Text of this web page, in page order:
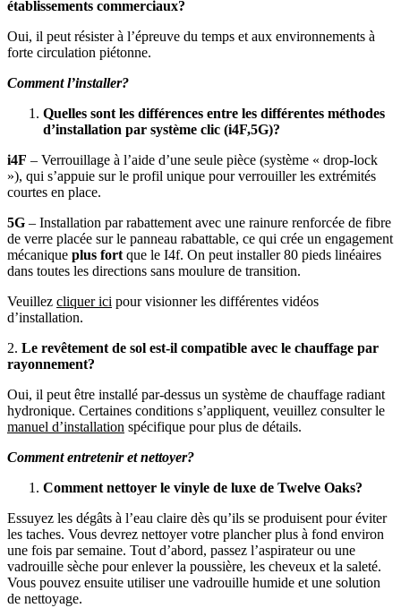
établissements commerciaux?
Oui, il peut résister à l’épreuve du temps et aux environnements à
forte circulation piétonne.
Comment l’installer?
Quelles sont les différences entre les différentes méthodes
d’installation par système clic (i4F,5G)?
i4F – Verrouillage à l’aide d’une seule pièce (système « drop-lock
»), qui s’appuie sur le profil unique pour verrouiller les extrémités
courtes en place.
5G – Installation par rabattement avec une rainure renforcée de fibre
de verre placée sur le panneau rabattable, ce qui crée un engagement
mécanique plus fort que le I4f. On peut installer 80 pieds linéaires
dans toutes les directions sans moulure de transition.
Veuillez cliquer ici pour visionner les différentes vidéos
d’installation.
2. Le revêtement de sol est-il compatible avec le chauffage par
rayonnement?
Oui, il peut être installé par-dessus un système de chauffage radiant
hydronique. Certaines conditions s’appliquent, veuillez consulter le
manuel d’installation spécifique pour plus de détails.
Comment entretenir et nettoyer?
Comment nettoyer le vinyle de luxe de Twelve Oaks?
Essuyez les dégâts à l’eau claire dès qu’ils se produisent pour éviter
les taches. Vous devrez nettoyer votre plancher plus à fond environ
une fois par semaine. Tout d’abord, passez l’aspirateur ou une
vadrouille sèche pour enlever la poussière, les cheveux et la saleté.
Vous pouvez ensuite utiliser une vadrouille humide et une solution
de nettoyage.